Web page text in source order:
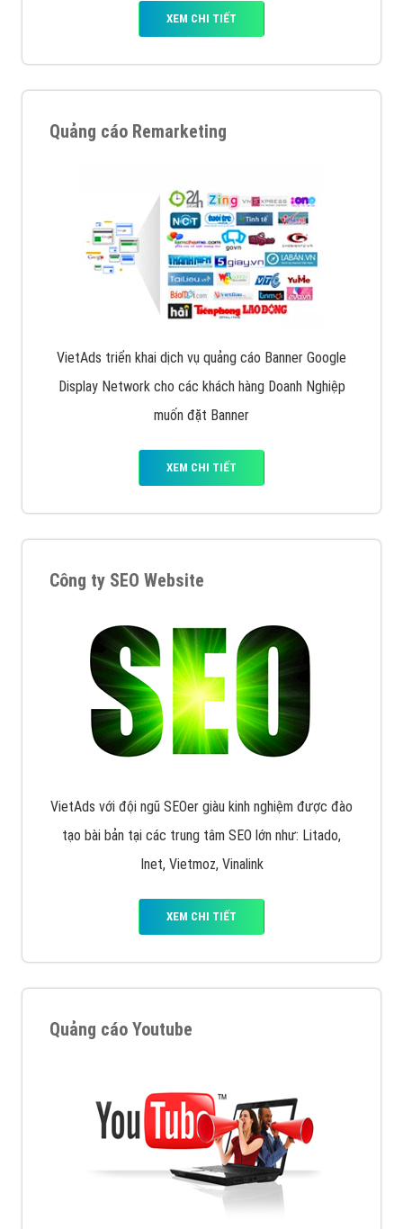
XEM CHI TIẾT
Quảng cáo Remarketing
VietAds triển khai dịch vụ quảng cáo Banner Google
Display Network cho các khách hàng Doanh Nghiệp
muốn đặt Banner
XEM CHI TIẾT
Công ty SEO Website
VietAds với đội ngũ SEOer giàu kinh nghiệm được đào
tạo bài bản tại các trung tâm SEO lớn như: Litado,
Inet, Vietmoz, Vinalink
XEM CHI TIẾT
Quảng cáo Youtube